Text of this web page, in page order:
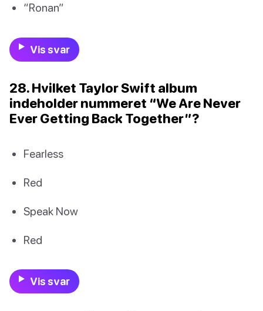
“Ronan”
Vis svar
28. Hvilket Taylor Swift album
indeholder nummeret “We Are Never
Ever Getting Back Together”?
Fearless
Red
Speak Now
Red
Vis svar